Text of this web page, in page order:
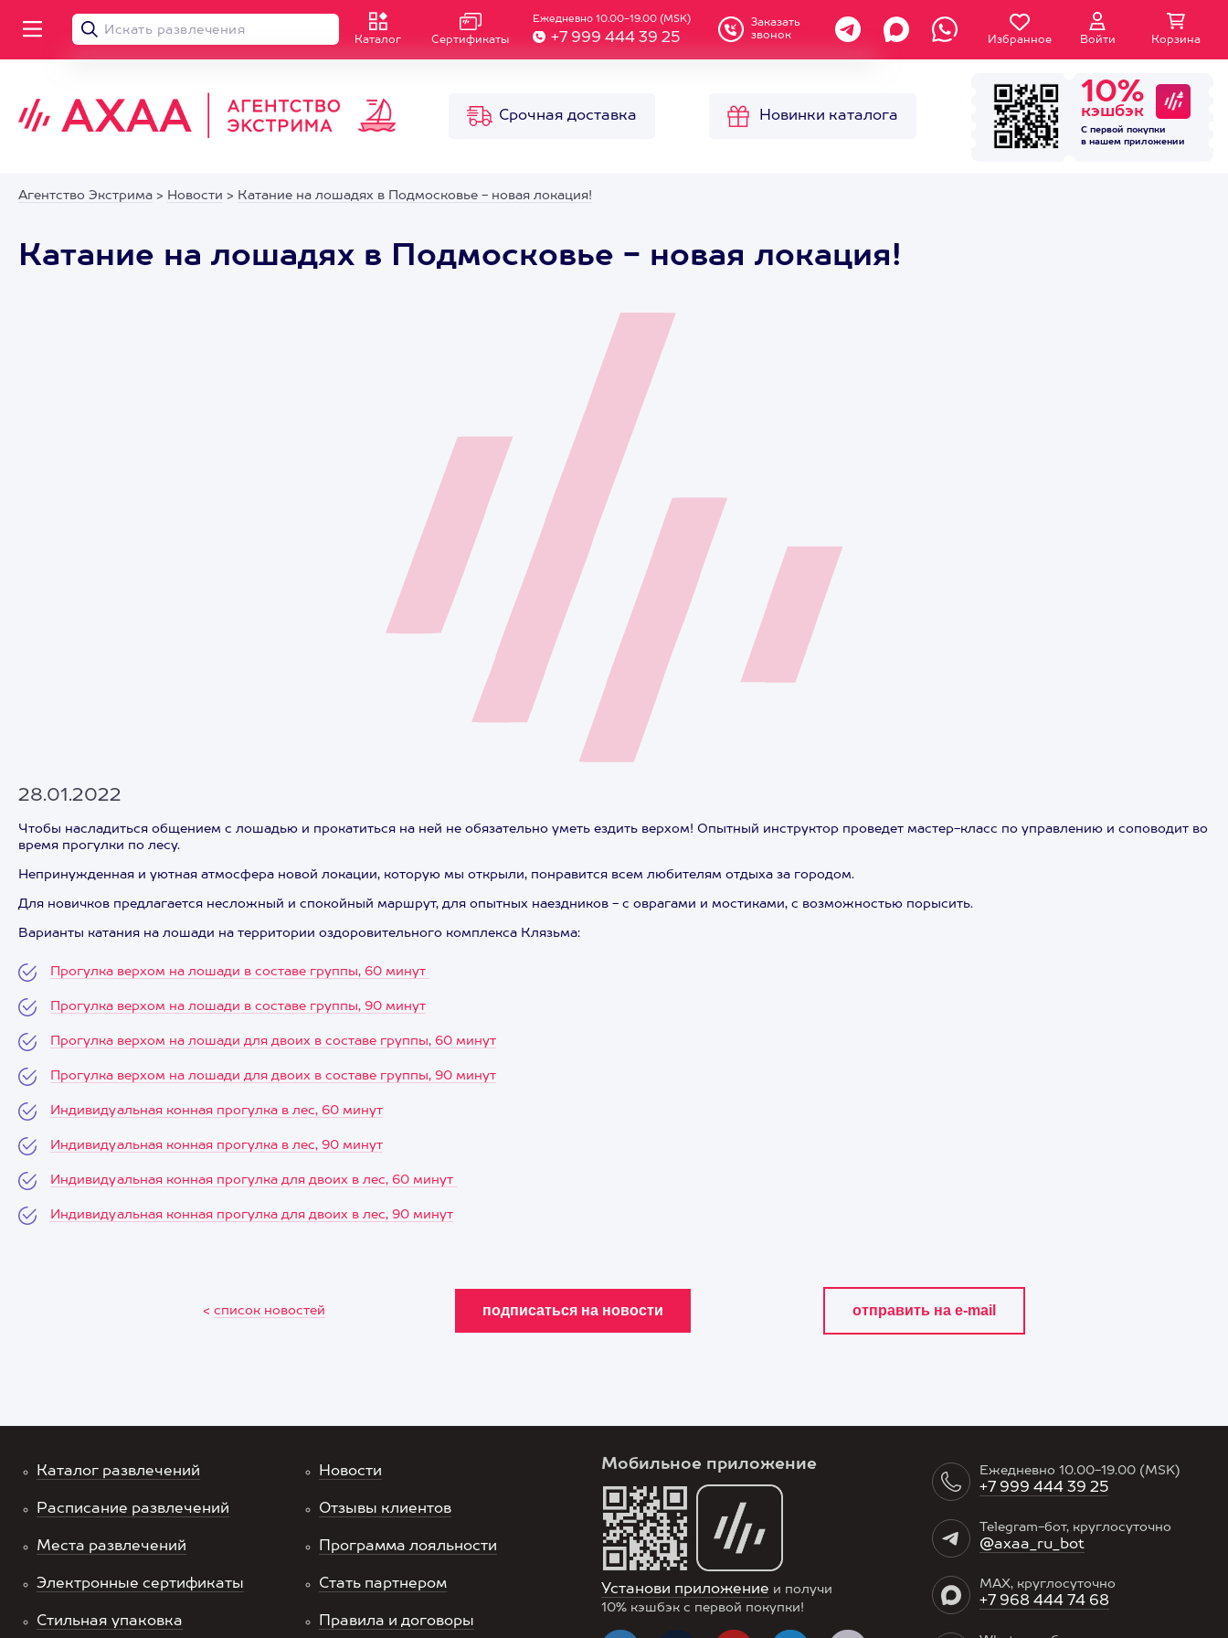
Каталог Сертификаты
Ежедневно 10.00-19.00 (MSK)
+7 999 444 39 25
Заказать
звонок
Избранное Войти Корзина
Срочная доставка Новинки каталога
10%
кэшбэк
С первой покупки
в нашем приложении
Агентство Экстрима > Новости > Катание на лошадях в Подмосковье - новая локация!
Катание на лошадях в Подмосковье - новая локация!
28.01.2022
Чтобы насладиться общением с лошадью и прокатиться на ней не обязательно уметь ездить верхом! Опытный инструктор проведет мастер-класс по управлению и соповодит во
время прогулки по лесу.
Непринужденная и уютная атмосфера новой локации, которую мы открыли, понравится всем любителям отдыха за городом.
Для новичков предлагается несложный и спокойный маршрут, для опытных наездников - с оврагами и мостиками, с возможностью порысить.
Варианты катания на лошади на территории оздоровительного комплекса Клязьма:
Прогулка верхом на лошади в составе группы, 60 минут
Прогулка верхом на лошади в составе группы, 90 минут
Прогулка верхом на лошади для двоих в составе группы, 60 минут
Прогулка верхом на лошади для двоих в составе группы, 90 минут
Индивидуальная конная прогулка в лес, 60 минут
Индивидуальная конная прогулка в лес, 90 минут
Индивидуальная конная прогулка для двоих в лес, 60 минут
Индивидуальная конная прогулка для двоих в лес, 90 минут
< список новостей
Каталог развлечений
Расписание развлечений
Места развлечений
Электронные сертификаты
Стильная упаковка
Новости
Отзывы клиентов
Программа лояльности
Стать партнером
Правила и договоры
Мобильное приложение
Установи приложение и получи
10% кэшбэк с первой покупки!
Ежедневно 10.00-19.00 (MSK)
+7 999 444 39 25
Telegram-бот, круглосуточно
@axaa_ru_bot
MAX, круглосуточно
+7 968 444 74 68